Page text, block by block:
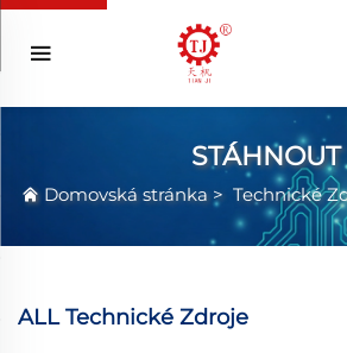
STÁHNOUT
Domovská stránka> Technické
ALL Technické Zdroje